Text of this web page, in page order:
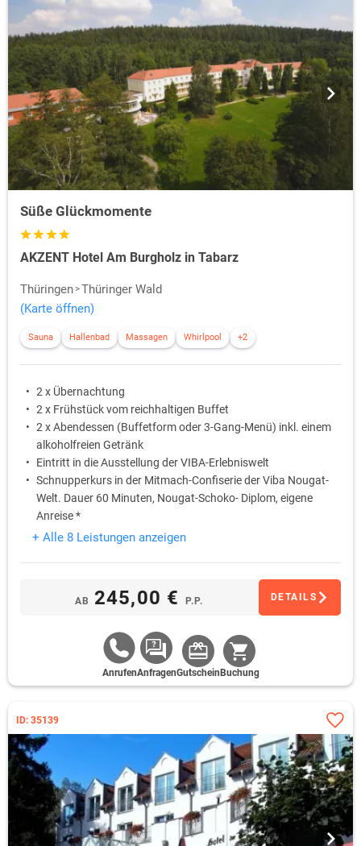
Süße Glückmomente
AKZENT Hotel Am Burgholz in Tabarz
Thüringen Thüringer Wald
(Karte öffnen)
Sauna Hallenbad Massagen Whirlpool +2
2 x Übernachtung
2 x Frühstück vom reichhaltigen Buffet
2 x Abendessen (Buffetform oder 3-Gang-Menü) inkl. einem
alkoholfreien Getränk
Eintritt in die Ausstellung der VIBA-Erlebniswelt
Schnupperkurs in der Mitmach-Confiserie der Viba Nougat-
Welt. Dauer 60 Minuten, Nougat-Schoko- Diplom, eigene
Anreise *
Nutzung des Saunabereiches und des Schwimmbades
+ Alle 8 Leistungen anzeigen
AB 245,00 € P.P. DETAILS
AnrufenAnfragenGutschein Buchung
ID: 35139